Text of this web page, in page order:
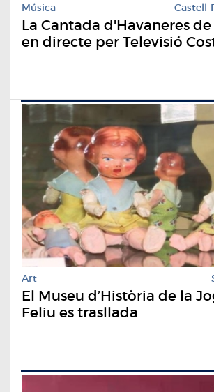
Música Castell-
La Cantada d'Havaneres
en directe per Televisió
Art
El Museu d’Història de la
Feliu es trasllada